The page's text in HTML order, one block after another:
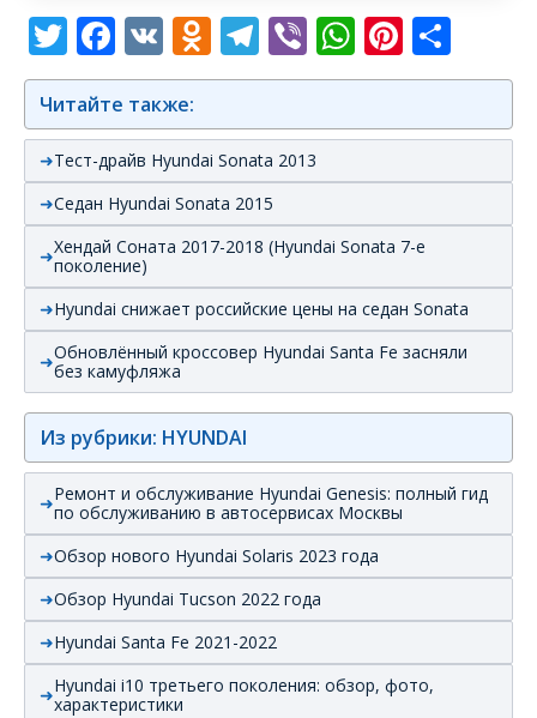
Twitter
Facebook
VK Odnoklassniki
Telegram
Viber
Читайте также:
Тест-драйв Hyundai Sonata 2013
Седан Hyundai Sonata 2015
Хендай Соната 2017-2018 (Hyundai Sonata 7-е
поколение)
Hyundai снижает российские цены на седан Sonata
Обновлённый кроссовер Hyundai Santa Fe засняли
без камуфляжа
Из рубрики: HYUNDAI
Ремонт и обслуживание Hyundai Genesis: полный гид
по обслуживанию в автосервисах Москвы
Обзор нового Hyundai Solaris 2023 года
Обзор Hyundai Tucson 2022 года
Hyundai Santa Fe 2021-2022
Hyundai i10 третьего поколения: обзор, фото,
характеристики